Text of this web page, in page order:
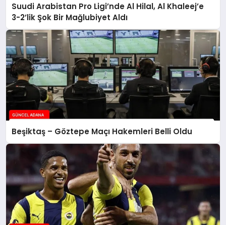
Suudi Arabistan Pro Ligi’nde Al Hilal, Al Khaleej’e
3-2’lik Şok Bir Mağlubiyet Aldı
Beşiktaş – Göztepe Maçı Hakemleri Belli Oldu